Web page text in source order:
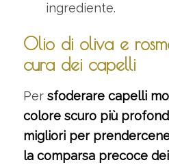
ingrediente.
Olio di oliva e
cura dei capelli
Per sfoderare capelli
colore scuro più
migliori per
la comparsa precoce